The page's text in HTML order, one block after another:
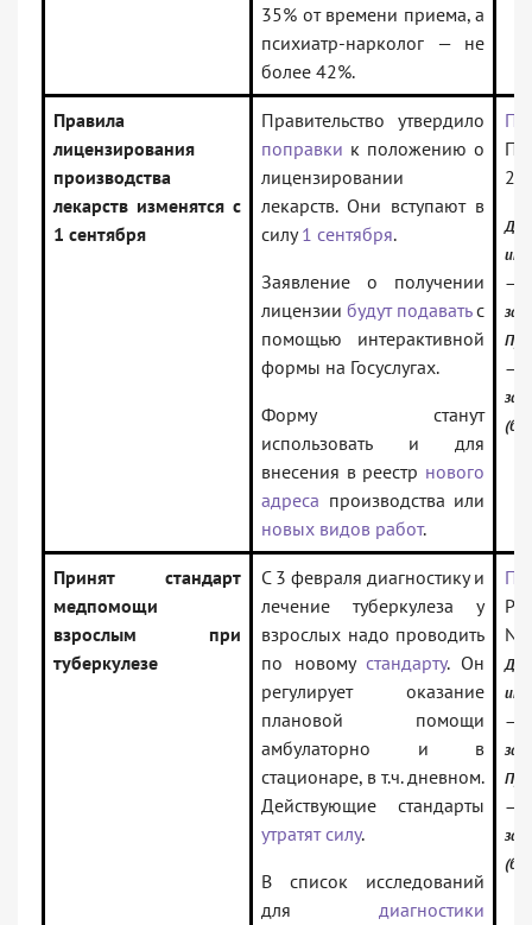
35% от времени приема, а
психиатр-нарколог — не
более 42%.
Правила
лицензирования
производства
лекарств изменятся с
1 сентября
Правительство утвердило
поправки к положению о
лицензировании
лекарств. Они вступают в
силу1 сентября.
Заявление о получении
лицензии будут подаватьс
помощью интерактивной
формы на Госуслугах.
Форму станут
использовать и для
внесения в реестр нового
адреса производства или
новых видов работ.
—
—
Принят стандарт
медпомощи
взрослым при
туберкулезе
С 3 февраля диагностику и
лечение туберкулеза у
взрослых надо проводить
по новомустандарту. Он
регулирует оказание
плановой помощи
амбулаторно и в
стационаре, в т.ч. дневном.
Действующие стандарты
утратят силу.
В список исследований
для диагностики
N
—
—